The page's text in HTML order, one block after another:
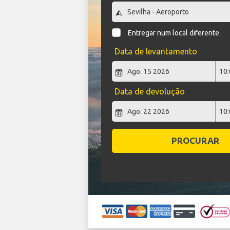
Entregar num local diferente
Data de levantamento
Data de devolução
PROCURAR